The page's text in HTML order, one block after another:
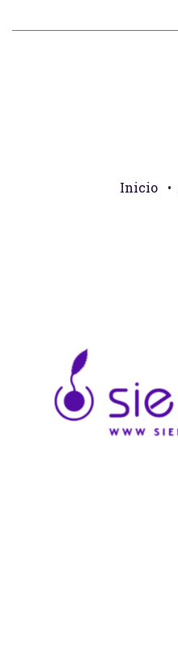
Inicio •